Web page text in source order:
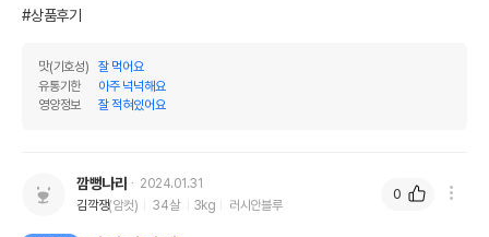
#상품후기
맛(기호성)
잘 먹어요
유통기한
아주 넉넉해요
영양정보
잘 적혀있어요
깜뻥나라
2024.01.31
김깍쟁(암컷) 34살 3kg 러시안블루
0